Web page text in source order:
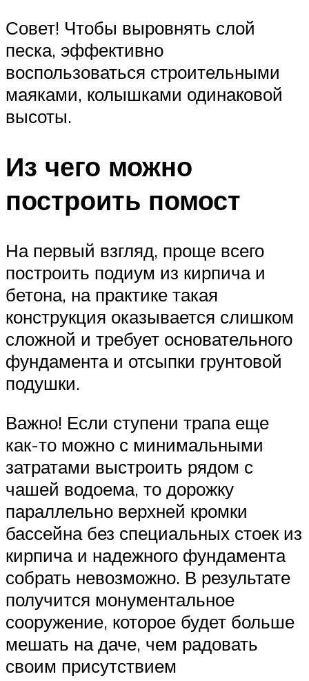
Совет! Чтобы выровнять слой
песка, эффективно
воспользоваться строительными
маяками, колышками одинаковой
высоты.
Из чего можно
построить помост
На первый взгляд, проще всего
построить подиум из кирпича и
бетона, на практике такая
конструкция оказывается слишком
сложной и требует основательного
фундамента и отсыпки грунтовой
подушки.
Важно! Если ступени трапа еще
как-то можно с минимальными
затратами выстроить рядом с
чашей водоема, то дорожку
параллельно верхней кромки
бассейна без специальных стоек из
кирпича и надежного фундамента
собрать невозможно. В результате
получится монументальное
сооружение, которое будет больше
мешать на даче, чем радовать
своим присутствием